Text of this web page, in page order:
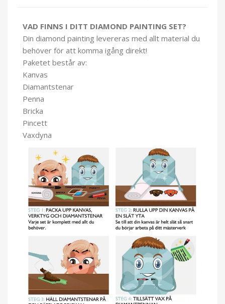
VAD FINNS I DITT DIAMOND PAINTING SET?
Din diamond painting levereras med allt material du
behöver för att komma igång direkt!
Paketet består av:
Kanvas
Diamantstenar
Penna
Bricka
Pincett
Vaxdyna